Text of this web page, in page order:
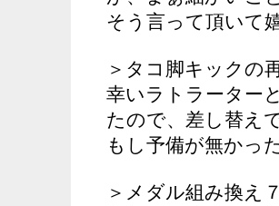
そう言って頂いて
＞タコ脚キックの
幸いラトラーター
たので、差し替え
もし予備が無かっ
＞メダル組み換え